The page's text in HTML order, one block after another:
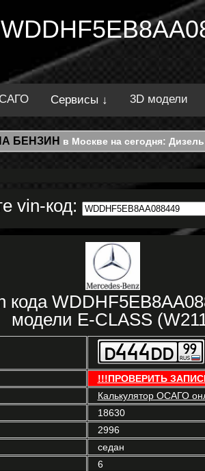
Сервисы ↓ 3D модели
БЕНЗИН в Москве на сегодня:
vin-код:
модели E-CLASS
!!!ПРОВЕРИТЬ
Калькулятор ОСАГО
18630
2996
седан
6